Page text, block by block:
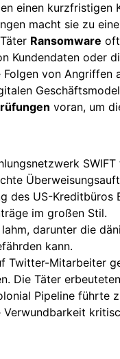
einen kurzfristigen
macht sie zu
Ransomware
Kundendaten oder
von Angriffen
voran, um
des US-
im großen Stil.
darunter die
kann.
Twitter-Mitarbeiter
Die Täter
Pipeline führte